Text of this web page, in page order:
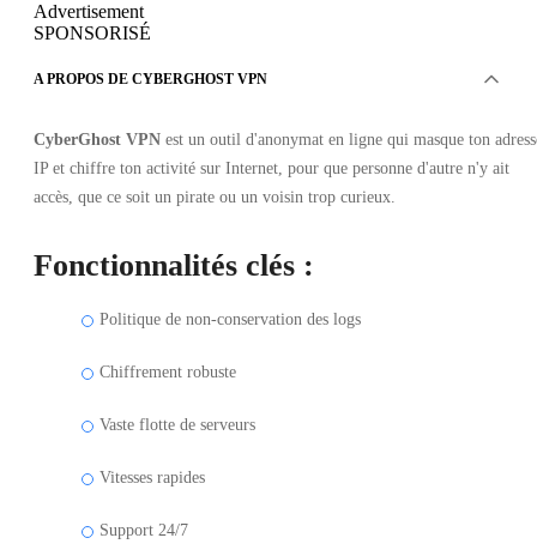
Advertisement
SPONSORISÉ
A PROPOS DE CYBERGHOST VPN
CyberGhost VPN est un outil d'anonymat en ligne qui masque ton
IP et chiffre ton activité sur Internet, pour que personne d'autre n'y ait
accès, que ce soit un pirate ou un voisin trop curieux.
Fonctionnalités clés :
Politique de non-conservation des logs
Chiffrement robuste
Vaste flotte de serveurs
Vitesses rapides
Support 24/7